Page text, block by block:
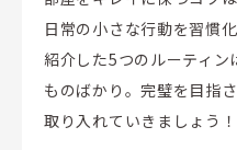
日常の小さな行動を習慣
紹介した5つのルーティン
ものばかり。完璧を目指
取り入れていきましょう！